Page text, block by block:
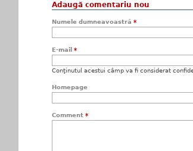
Adaugă comentariu nou
Numele dumneavoastră *
E-mail *
Conţinutul acestui câmp va fi considerat
Homepage
Comment *